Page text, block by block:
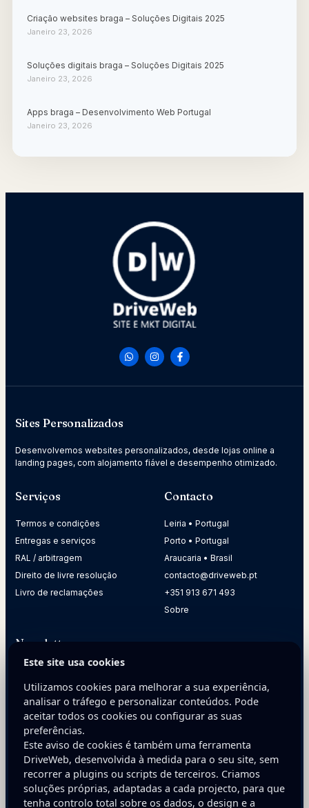
Criação websites braga – Soluções Digitais 2025
Janeiro 23, 2026
Soluções digitais braga – Soluções Digitais 2025
Janeiro 23, 2026
Apps braga – Desenvolvimento Web Portugal
Janeiro 23, 2026
Sites Personalizados
Desenvolvemos websites personalizados, desde lojas online a
landing pages, com alojamento fiável e desempenho otimizado.
Serviços
Termos e condições
Entregas e serviços
RAL / arbitragem
Direito de livre resolução
Livro de reclamações
Contacto
Leiria • Portugal
Porto • Portugal
Araucaria • Brasil
contacto@driveweb.pt
+351 913 671 493
Sobre
Newsletter
sua empresa.
E-mail
Este site usa cookies
Utilizamos cookies para melhorar a sua experiência,
analisar o tráfego e personalizar conteúdos. Pode
aceitar todos os cookies ou configurar as suas
preferências.
Este aviso de cookies é também uma ferramenta
DriveWeb, desenvolvida à medida para o seu site, sem
recorrer a plugins ou scripts de terceiros. Criamos
soluções próprias, adaptadas a cada projecto, para que
tenha controlo total sobre os dados, o design e a